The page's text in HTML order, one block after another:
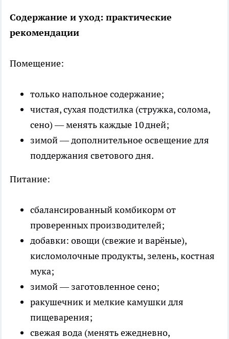
Содержание и уход: практические
рекомендации
Помещение:
только напольное содержание;
чистая, сухая подстилка (стружка, солома,
сено) — менять каждые 10 дней;
зимой — дополнительное освещение для
поддержания светового дня.
Питание:
сбалансированный комбикорм от
проверенных производителей;
добавки: овощи (свежие и варёные),
кисломолочные продукты, зелень, костная
мука;
зимой — заготовленное сено;
ракушечник и мелкие камушки для
пищеварения;
свежая вода (менять ежедневно,